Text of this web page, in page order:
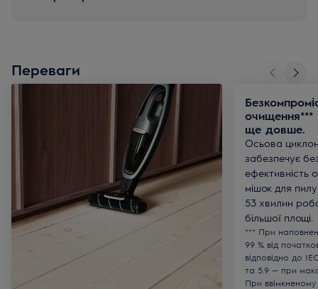
Переваги
очищення***
ще довше.
Осьова
забезпечує
ефективність
мішок для
53 хвилин
більшої площі.
*** При
99 % від
відповідно до
та 5.9 — при
При